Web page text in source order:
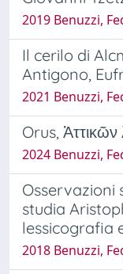
2019 Benuzzi,
Il cerilo di
Antigono,
2021 Benuzzi,
Orus,
2024 Benuzzi,
Osservazioni
studia
lessicografia
2018 Benuzzi,